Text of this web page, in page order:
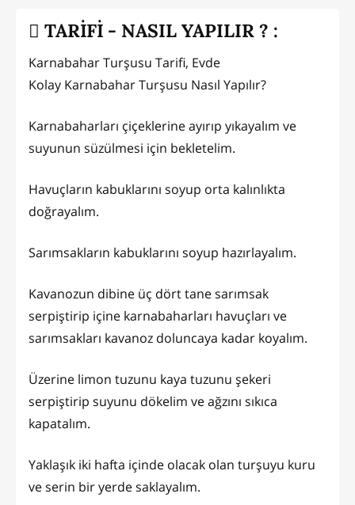
TARİFİ - NASIL YAPILIR ? :
Karnabahar Turşusu Tarifi, Evde
Kolay Karnabahar Turşusu Nasıl Yapılır?
Karnabaharları çiçeklerine ayırıp yıkayalım ve
suyunun süzülmesi için bekletelim.
Havuçların kabuklarını soyup orta kalınlıkta
doğrayalım.
Sarımsakların kabuklarını soyup hazırlayalım.
Kavanozun dibine üç dört tane sarımsak
serpiştirip içine karnabaharları havuçları ve
sarımsakları kavanoz doluncaya kadar koyalım.
Üzerine limon tuzunu kaya tuzunu şekeri
serpiştirip suyunu dökelim ve ağzını sıkıca
kapatalım.
Yaklaşık iki hafta içinde olacak olan turşuyu kuru
ve serin bir yerde saklayalım.